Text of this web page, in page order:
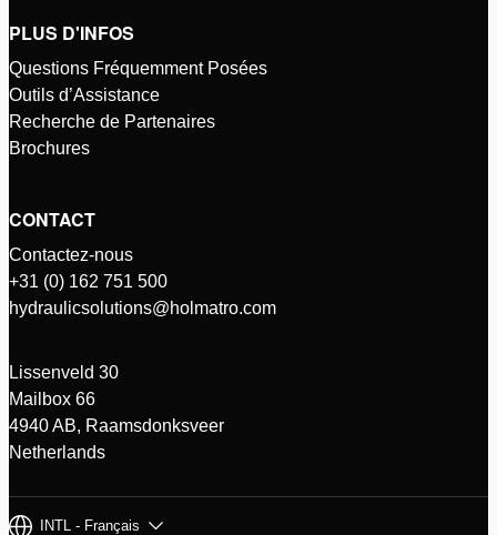
PLUS D'INFOS
Questions Fréquemment Posées
Outils d’Assistance
Recherche de Partenaires
Brochures
CONTACT
Contactez-nous
+31 (0) 162 751 500
hydraulicsolutions@holmatro.com
Lissenveld 30
Mailbox 66
4940 AB, Raamsdonksveer
Netherlands
INTL - Français